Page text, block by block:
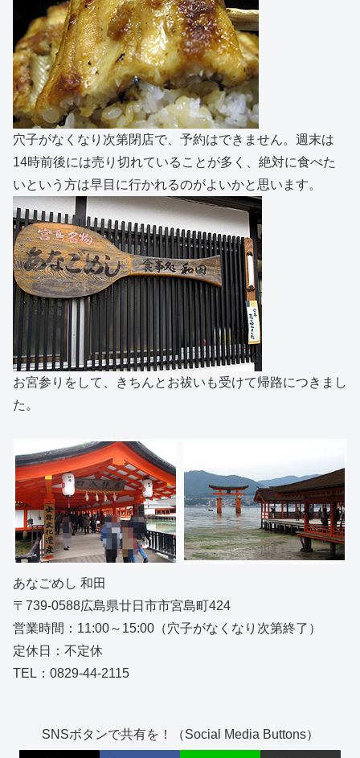
穴子がなくなり次第閉店で、予約はできません。週末は
14時前後には売り切れていることが多く、絶対に食べた
いという方は早目に行かれるのがよいかと思います。
お宮参りをして、きちんとお祓いも受けて帰路につきまし
た。
あなごめし 和田
〒739-0588広島県廿日市市宮島町424
営業時間：11:00～15:00（穴子がなくなり次第終了）
定休日：不定休
TEL：0829-44-2115
SNSボタンで共有を！（Social Media Buttons）